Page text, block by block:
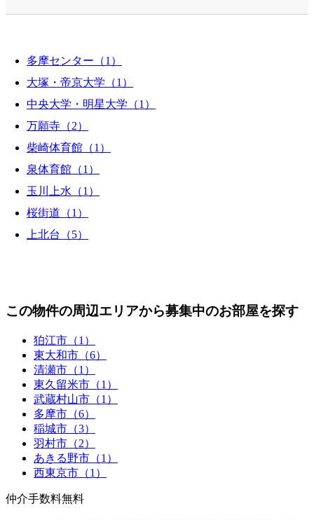
多摩センター（1）
大塚・帝京大学（1）
中央大学・明星大学（1）
万願寺（2）
柴崎体育館（1）
泉体育館（1）
玉川上水（1）
桜街道（1）
上北台（5）
この物件の周辺エリアから募集中のお部屋を探す
狛江市（1）
東大和市（6）
清瀬市（1）
東久留米市（1）
武蔵村山市（1）
多摩市（6）
稲城市（3）
羽村市（2）
あきる野市（1）
西東京市（1）
仲介手数料無料